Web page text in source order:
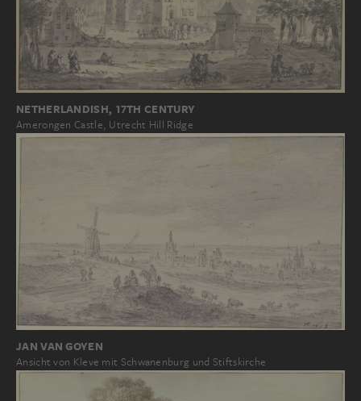
NETHERLANDISH, 17TH CENTURY
Amerongen Castle, Utrecht Hill Ridge
JAN VAN GOYEN
Ansicht von Kleve mit Schwanenburg und Stiftskirche